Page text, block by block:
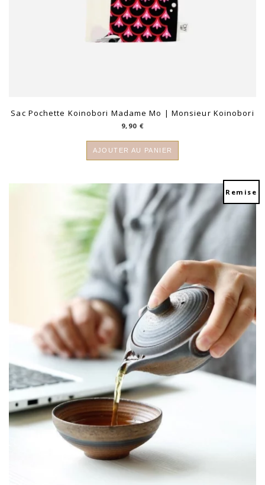
Sac Pochette Koinobori Madame Mo | Monsieur Koinobori
9,90 €
AJOUTER AU PANIER
Remise